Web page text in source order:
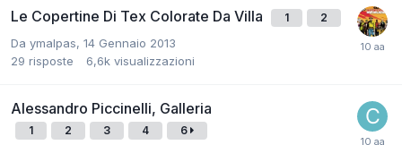
Le Copertine Di Tex Colorate Da Villa 1 2
Da ymalpas, 14 Gennaio 2013
29 risposte 6,6k visualizzazioni
Alessandro Piccinelli, Galleria
1 2 3 4 6